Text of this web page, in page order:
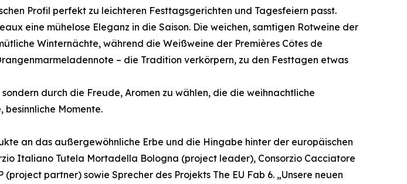
Profil perfekt zu leichteren Festtagsgerichten und Tagesfeiern passt.
eine mühelose Eleganz in die Saison. Die weichen, samtigen Rotweine der
Winternächte, während die Weißweine der Premières Côtes de
– die Tradition verkörpern, zu den Festtagen etwas
durch die Freude, Aromen zu wählen, die die weihnachtliche
besinnliche Momente.
an das außergewöhnliche Erbe und die Hingabe hinter der europäischen
Italiano Tutela Mortadella Bologna (project leader), Consorzio Cacciatore
partner) sowie Sprecher des Projekts The EU Fab 6. „Unsere neuen